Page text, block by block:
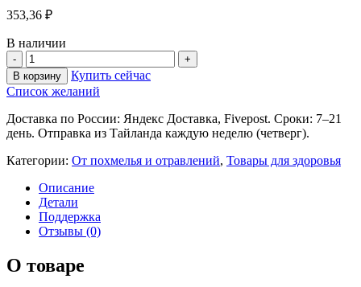
353,36 ₽
В наличии
В корзину
Купить сейчас
Список желаний
Доставка по России: Яндекс Доставка, Fivepost. Сроки: 7–21
день. Отправка из Тайланда каждую неделю (четверг).
Категории: От похмелья и отравлений, Товары для здоровья
Описание
Детали
Поддержка
Отзывы (0)
О товаре